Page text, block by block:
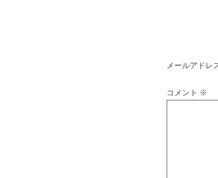
メールアドレ
コメント ※